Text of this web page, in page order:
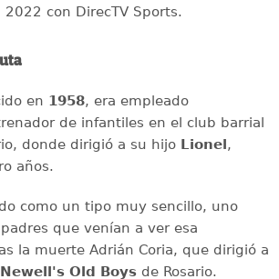
con DirecTV Sports.
en 1958, era empleado
de infantiles en el club barrial
donde dirigió a su hijo Lionel,
años.
como un tipo muy sencillo, uno
que venían a ver esa
la muerte Adrián Coria, que dirigió a
Newell's Old Boysde Rosario.